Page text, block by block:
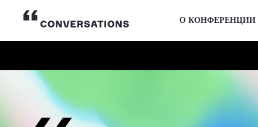
О КОНФЕРЕНЦИИ